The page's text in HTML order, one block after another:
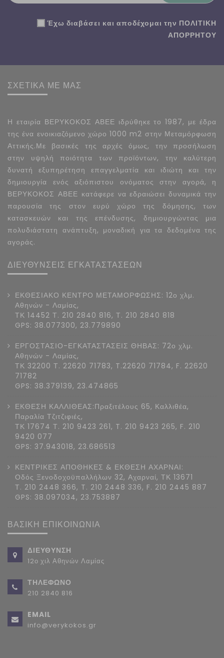
Έχω διαβάσει και αποδέχομαι την ΠΟΛΙΤΙΚΗ
ΑΠΟΡΡΗΤΟΥ
ΣΧΕΤΙΚΑ ΜΕ ΜΑΣ
Η εταιρία ΒΕΡΥΚΟΚΟΣ ΑΒΕΕ ιδρύθηκε το 1987, με έδρα
της ένα ενοικιαζόμενο χώρο 1000 m2 στην Μεταμόρφωση
Αττικής.Με βασικές της αρχές όμως, την προσήλωση
στην υψηλή ποιότητα των προϊόντων, την καλύτερη
δυνατή εξυπηρέτηση επαγγελματία και ιδιώτη και την
δημιουργία ενός αξιόπιστου ονόματος στην αγορά, η
ΒΕΡΥΚΟΚΟΣ ΑΒΕΕ κατάφερε να εδραιώσει δυναμικά την
παρουσία της στον ευρύ χώρο της δόμησης, των
κατασκευών και της επένδυσης, δημιουργώντας μια
πολυδιάστατη ανάπτυξη, μοναδική για τα δεδομένα της
αγοράς.
ΔΙΕΥΘΥΝΣΕΙΣ ΕΓΚΑΤΑΣΤΑΣΕΩΝ
ΕΚΘΕΣΙΑΚΟ ΚΕΝΤΡΟ ΜΕΤΑΜΟΡΦΩΣΗΣ: 12ο χλμ.
Αθηνών - Λαμίας,
ΤΚ 14452 Τ. 210 2840 816, Τ. 210 2840 818
GPS: 38.077300, 23.779890
ΕΡΓΟΣΤΑΣΙΟ-ΕΓΚΑΤΑΣΤΑΣΕΙΣ ΘΗΒΑΣ: 72ο χλμ.
Αθηνών - Λαμίας,
ΤΚ 32200 Τ. 22620 71783, T.22620 71784, F. 22620
71782
GPS: 38.379139, 23.474865
ΕΚΘΕΣΗ ΚΑΛΛΙΘΕΑΣ:Πραξιτέλους 65, Καλλιθέα,
Παραλία Τζιτζιφιές,
ΤΚ 17674 Τ. 210 9423 261, T. 210 9423 265, F. 210
9420 077
GPS: 37.943018, 23.686513
ΚΕΝΤΡΙΚΕΣ ΑΠΟΘΗΚΕΣ & ΕΚΘΕΣΗ ΑΧΑΡΝΑΙ:
Οδός Ξενοδοχοϋπαλλήλων 32, Αχαρναί, ΤΚ 13671
Τ. 210 2448 366, T. 210 2448 336, F. 210 2445 887
GPS: 38.097034, 23.753887
ΒΑΣΙΚΗ ΕΠΙΚΟΙΝΩΝΙΑ
ΔΙΕΥΘΥΝΣΗ
12ο χιλ Αθηνών Λαμίας
ΤΗΛΕΦΩΝΟ
210 2840 816
EMAIL
info@verykokos.gr